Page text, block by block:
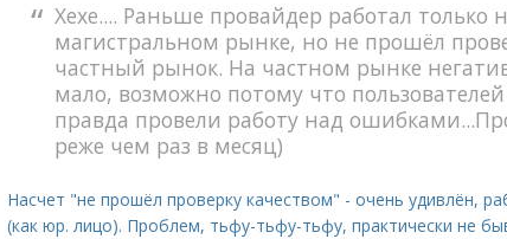
Хехе.... Раньше провайдер работал только
магистральном рынке, но не прошёл
частный рынок. На частном рынке
мало, возможно потому что
правда провели работу над
реже чем раз в месяц)
Насчет "не прошёл проверку качеством" - очень удивлён,
(как юр. лицо). Проблем, тьфу-тьфу-тьфу, практически не